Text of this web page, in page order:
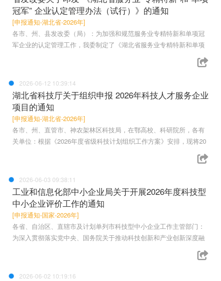
冠军” 企业认定管理办法（试行）》的通知
[申报通知-湖北省-2026年]
各市、州、县发改委（局）：为加强和规范服务业专精特新和单项冠
军企业的认定管理工作，我委制定了《湖北省服务业专精特新和单项
2026-06-12 10:39:14
湖北省科技厅关于组织申报 2026年科技人才服务企业
项目的通知
[申报通知-湖北省-2026年]
各市、州、直管市、神农架林区科技局，在鄂高校、科研院所，各有
关单位：根据《2026年度省级科技计划组织工作方案》安排，现将20
2026-06-03 09:38:11
工业和信息化部中小企业局关于开展2026年度科技型
中小企业评价工作的通知
[申报通知-国家-2026年]
各省、自治区、直辖市及计划单列市科技型中小企业工作主管部门：
为深入贯彻落实党中央、国务院关于推动科技创新和产业创新深度融
2026-06-02 10:19:16